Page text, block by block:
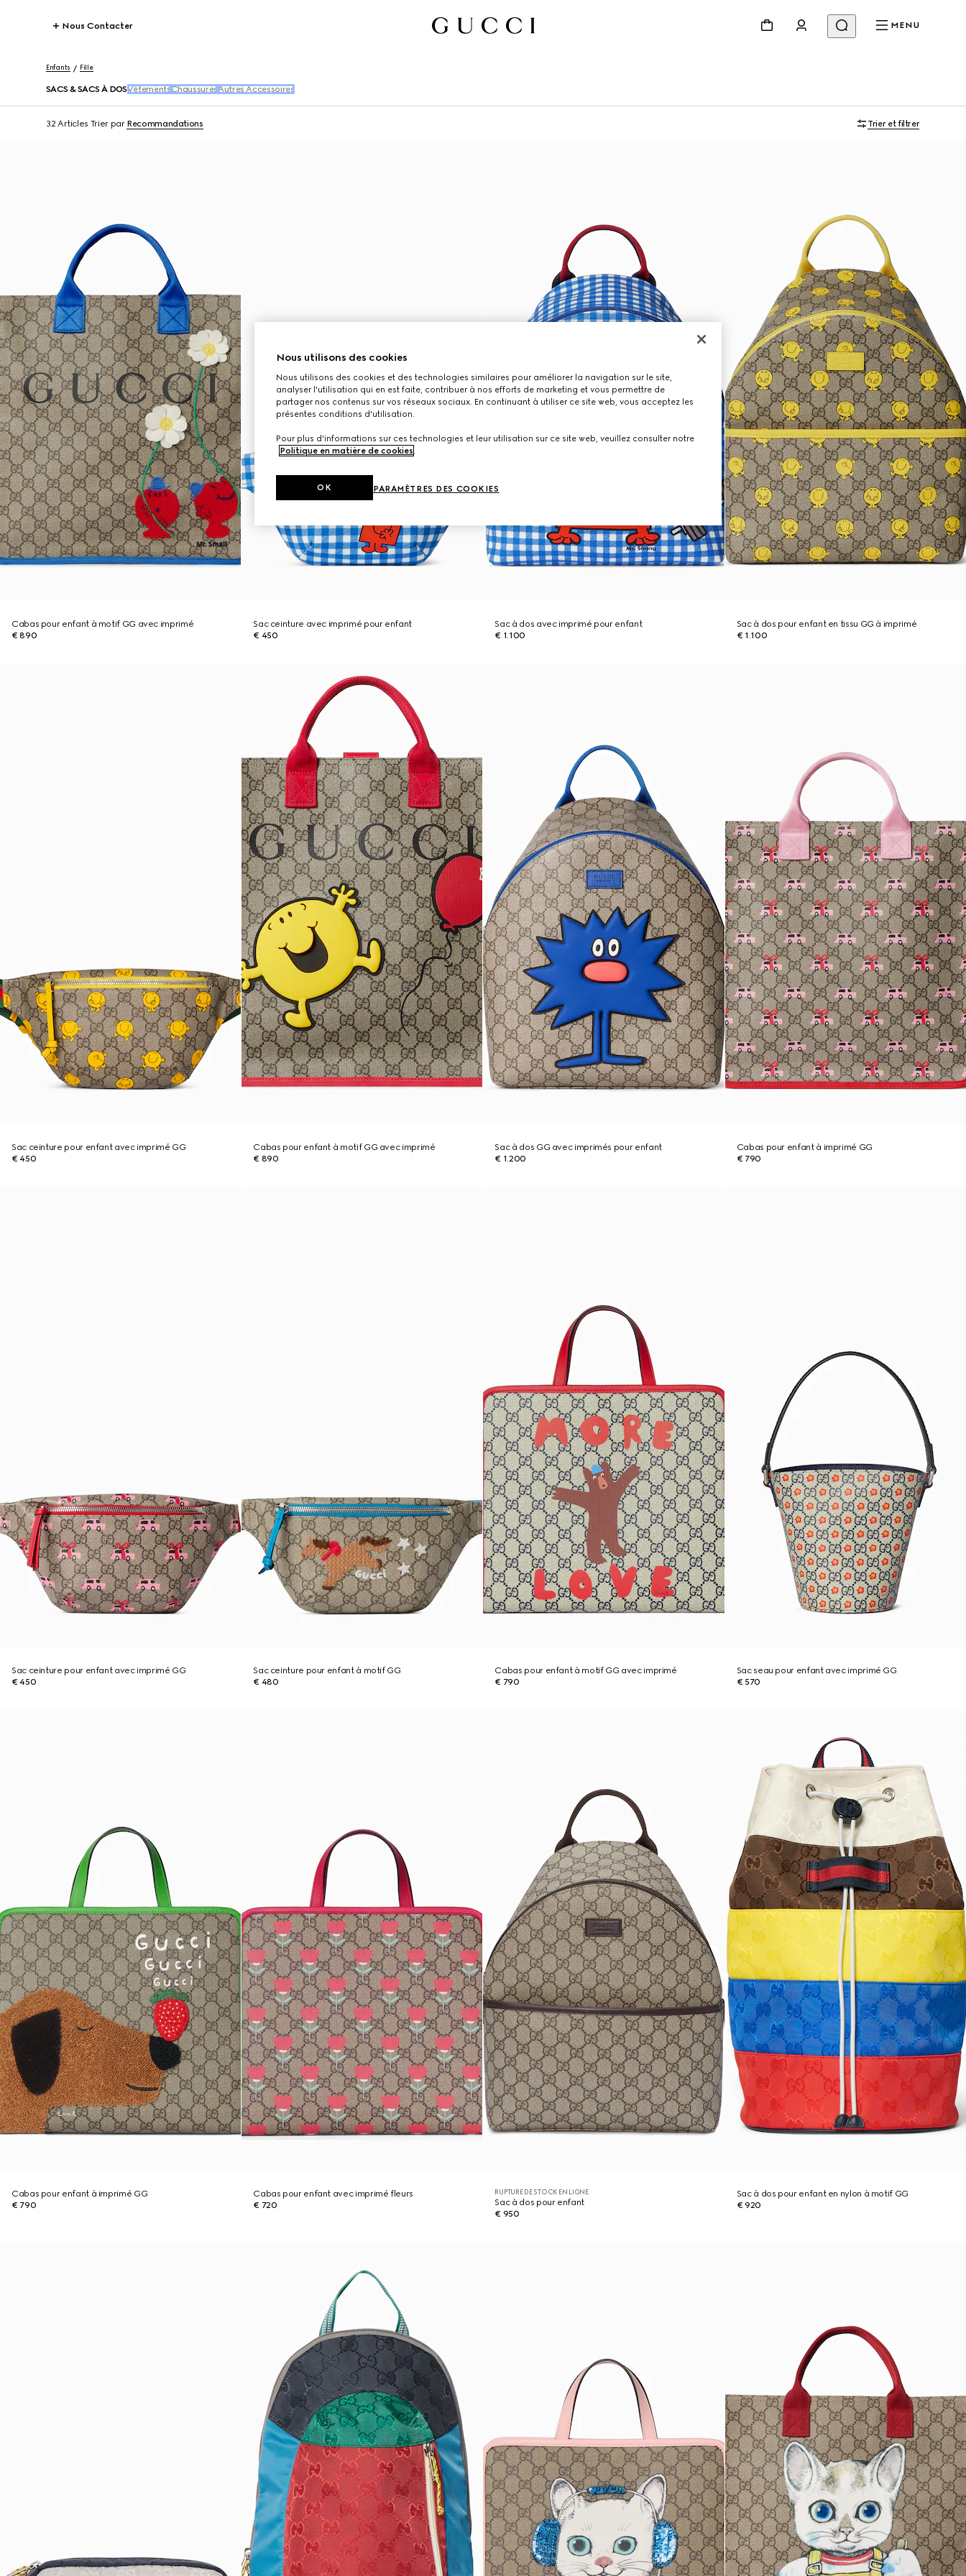
Nous Contacter MENU
Enfants Fille
SACS & SACS À DOS Vêtements Chaussures Autres Accessoires
32 Articles Trier par Recommandations Trier et filtrer
Cabas pour enfant à motif GG avec imprimé
€ 890
Sac ceinture avec imprimé pour enfant
€ 450
Sac à dos avec imprimé pour enfant
€ 1.100
Sac à dos pour enfant en tissu GG à imprimé
€ 1.100
Sac ceinture pour enfant avec imprimé GG
€ 450
Cabas pour enfant à motif GG avec imprimé
€ 890
Sac à dos GG avec imprimés pour enfant
€ 1.200
Cabas pour enfant à imprimé GG
€ 790
Sac ceinture pour enfant avec imprimé GG
€ 450
Sac ceinture pour enfant à motif GG
€ 480
Cabas pour enfant à motif GG avec imprimé
€ 790
Sac seau pour enfant avec imprimé GG
€ 570
Cabas pour enfant à imprimé GG
€ 790
Cabas pour enfant avec imprimé fleurs
€ 720
RUPTURE DE STOCK EN LIGNE
Sac à dos pour enfant
€ 950
Sac à dos pour enfant en nylon à motif GG
€ 920
Nous utilisons des cookies
Nous utilisons des cookies et des technologies similaires pour améliorer la navigation sur le site,
analyser l'utilisation qui en est faite, contribuer à nos efforts de marketing et vous permettre de
partager nos contenus sur vos réseaux sociaux. En continuant à utiliser ce site web, vous acceptez les
présentes conditions d'utilisation.
Pour plus d'informations sur ces technologies et leur utilisation sur ce site web, veuillez consulter notre
Politique en matière de cookies.
PARAMÈTRES DES COOKIES
OK